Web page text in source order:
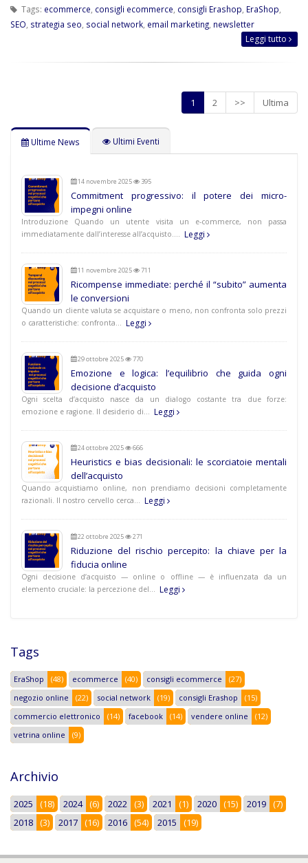
Tags: ecommerce consigli ecommerce consigli Erashop EraShop
SEO strategia seo social network email marketing newsletter
Leggi tutto
1 2 >> Ultima
Ultime News Ultimi Eventi
14 novembre 2025 395
Commitment progressivo: il potere dei micro-
impegni online
Introduzione Quando un utente visita un e-commerce, non passa
immediatamente dall’interesse all’acquisto.…
Leggi
11 novembre 2025 711
Ricompense immediate: perché il “subito” aumenta
le conversioni
Quando un cliente valuta se acquistare o meno, non confronta solo prezzi
o caratteristiche: confronta…
Leggi
29 ottobre 2025 770
Emozione e logica: l’equilibrio che guida ogni
decisione d’acquisto
Ogni scelta d’acquisto nasce da un dialogo costante tra due forze:
emozione e ragione. Il desiderio di…
Leggi
24 ottobre 2025 666
Heuristics e bias decisionali: le scorciatoie mentali
dell’acquisto
Quando acquistiamo online, non prendiamo decisioni completamente
razionali. Il nostro cervello cerca…
Leggi
22 ottobre 2025 271
Riduzione del rischio percepito: la chiave per la
fiducia online
Ogni decisione d’acquisto — online o offline — è influenzata da un
elemento cruciale: la percezione del…
Leggi
Tags
EraShop (48) ecommerce (40) consigli ecommerce
(27)
negozio online
(22) social network (19) consigli Erashop
(15)
commercio elettronico
(14) facebook (14) vendere online
(12)
vetrina online
(9)
Archivio
2025 (18) 2024 (6) 2022 (3) 2021 (1) 2020 (15) 2019 (7)
2018 (3) 2017 (16) 2016 (54) 2015 (19)